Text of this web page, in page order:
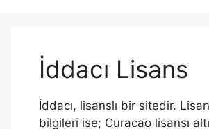
İddacı Lisans
İddacı, lisanslı bir sitedir.
bilgileri ise; Curacao lisansı